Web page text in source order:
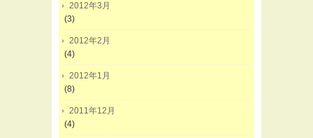
2012年3月
(3)
2012年2月
(4)
2012年1月
(8)
2011年12月
(4)